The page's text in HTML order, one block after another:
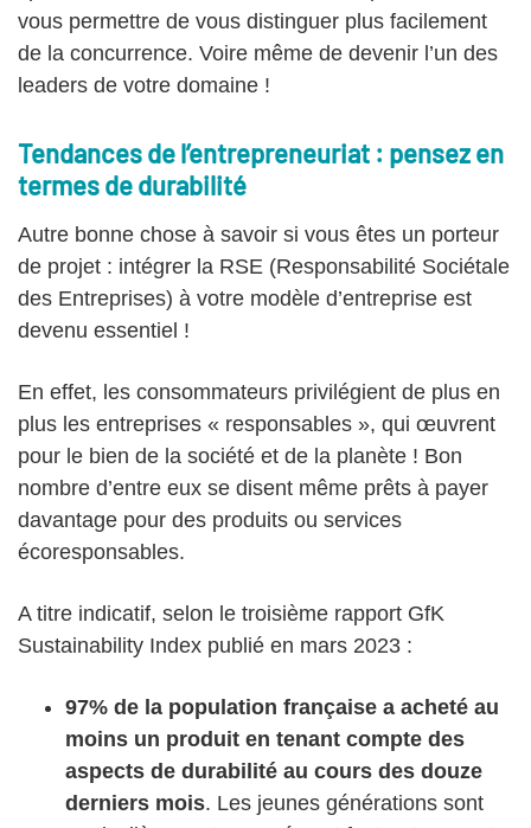
vous permettre de vous distinguer plus facilement
de la concurrence. Voire même de devenir l’un des
leaders de votre domaine !
Tendances de l’entrepreneuriat : pensez en
termes de durabilité
Autre bonne chose à savoir si vous êtes un porteur
de projet : intégrer la RSE (Responsabilité Sociétale
des Entreprises) à votre modèle d’entreprise est
devenu essentiel !
En effet, les consommateurs privilégient de plus en
plus les entreprises « responsables », qui œuvrent
pour le bien de la société et de la planète ! Bon
nombre d’entre eux se disent même prêts à payer
davantage pour des produits ou services
écoresponsables.
A titre indicatif, selon le troisième rapport GfK
Sustainability Index publié en mars 2023 :
97% de la population française a acheté au
moins un produit en tenant compte des
aspects de durabilité au cours des douze
derniers mois. Les jeunes générations sont